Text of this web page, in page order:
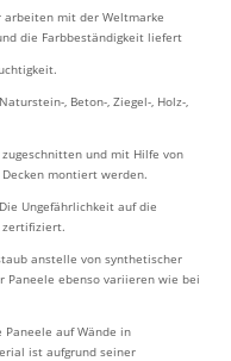
arbeiten mit der Weltmarke
die Farbbeständigkeit liefert
, Beton-, Ziegel-, Holz-,
und mit Hilfe von
montiert werden.
Ungefährlichkeit auf die
zertifiziert.
anstelle von synthetischer
Paneele ebenso variieren wie bei
Paneele auf Wände in
ist aufgrund seiner